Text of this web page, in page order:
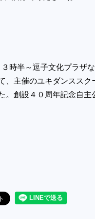
時半～逗子文化プラザ
、主催のユキダンススク
。創設４０周年記念自主